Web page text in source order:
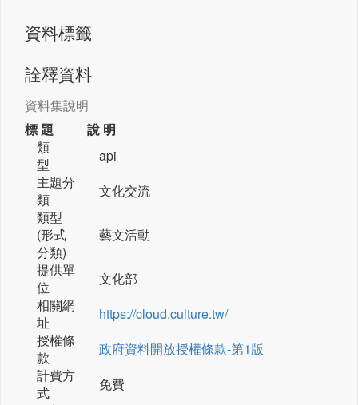
資料標籤
詮釋資料
資料集說明
標 題
說 明
類
型
api
主題分
類
文化交流
類型
(形式
分類)
藝文活動
提供單
位
文化部
相關網
址
https://cloud.culture.tw/
授權條
款
政府資料開放授權條款-第1版
計費方
式
免費